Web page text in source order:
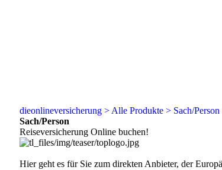
dieonlineversicherung > Alle Produkte > Sach/Person
Sach/Person
Reiseversicherung Online buchen!
Hier geht es für Sie zum direkten Anbieter, der